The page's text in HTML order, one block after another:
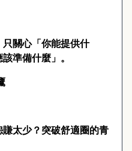
關心「你能提供什
準備什麼」。
太少？突破舒適圈的青